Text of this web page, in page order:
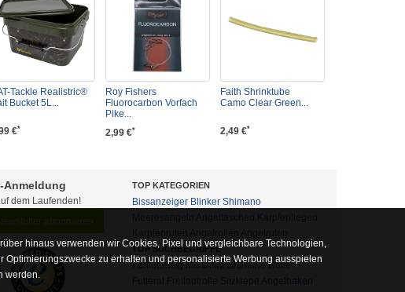
Tackle Realistric®
Bucket 5L...
€*
Roy Fishers
Fluorocarbon Vorfach
Pike...
2,99 €*
Faith Shrinktube
Camo Clear Green...
2,49 €*
Anmeldung
dem Laufenden!
abonnieren
TOP KATEGORIEN
Bissanzeiger Blinker Shimano
TOP SUCHBEGRIFFE
Forellenteig Multirolle Shimano Rolle
hinaus verwenden wir Cookies, Pixel und vergleichbare Technologien,
zu erhalten und personalisierte Werbung ausspielen
werden.